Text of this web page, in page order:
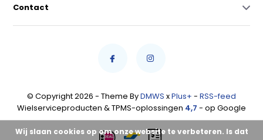
Contact
© Copyright 2026 - Theme ByDMWS xPlus+ - RSS-feed
Wielserviceproducten & TPMS-oplossingen 4,7 - op Google
Wij slaan cookies op om onze website te verbeteren. Is dat